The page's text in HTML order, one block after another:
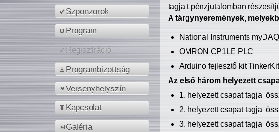
Szponzorok
Program
Regisztráció
Programbizottság
Versenyhelyszín
Kapcsolat
Galéria
tagjait pénzjutalomban
A tárgynyeremények,
National Instruments myDAQ
OMRON CP1LE PLC
Arduino fejlesztő kit
Az első három helyezett
1. helyezett csapat tagjai
2. helyezett csapat tagjai
3. helyezett csapat tagjai